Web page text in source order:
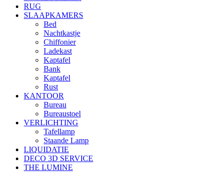
RUG
SLAAPKAMERS
Bed
Nachtkastje
Chiffonier
Ladekast
Kaptafel
Bank
Kaptafel
Rust
KANTOOR
Bureau
Bureaustoel
VERLICHTING
Tafellamp
Staande Lamp
LIQUIDATIE
DECO 3D SERVICE
THE LUMINE